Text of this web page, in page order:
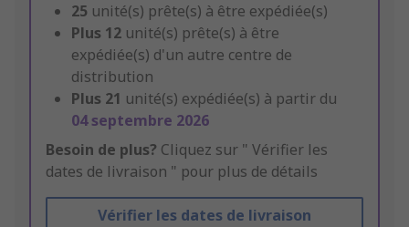
25 unité(s) prête(s) à être expédiée(s)
Plus 12 unité(s) prête(s) à être
expédiée(s) d'un autre centre de
distribution
Plus 21 unité(s) expédiée(s) à partir du
04 septembre 2026
Besoin de plus? Cliquez sur " Vérifier les
dates de livraison " pour plus de détails
Vérifier les dates de livraison